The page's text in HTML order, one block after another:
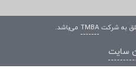
به شرکتTMBA می‌باشد.
سایت